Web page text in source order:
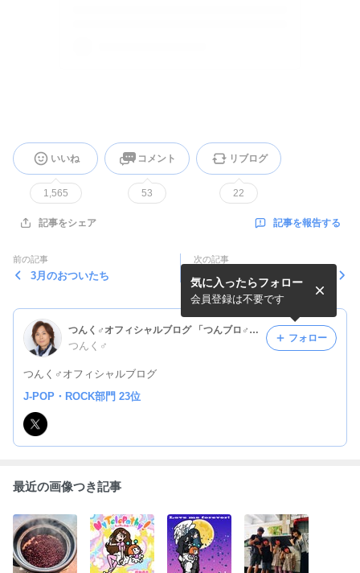
いいね
1,565
コメント
53
リブログ
22
記事をシェア 記事を報告する
前の記事
3月のおついたち
次の記事
St,バレンタインデー
つんく♂オフィシャルブログ 「つんブロ♂芸能コース」Powered by Ameba
つんく♂
つんく♂オフィシャルブログ
気に入ったらフォロー
会員登録は不要です
フォロー
J-POP・ROCK部門 23位
最近の画像つき記事